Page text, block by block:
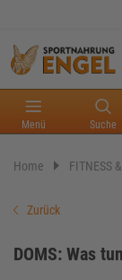
Menü Suche
Home FITNESS
Zurück
DOMS: Was